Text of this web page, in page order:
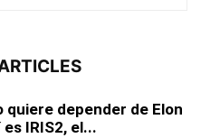
quiere depender de Elon
IRIS2, el...